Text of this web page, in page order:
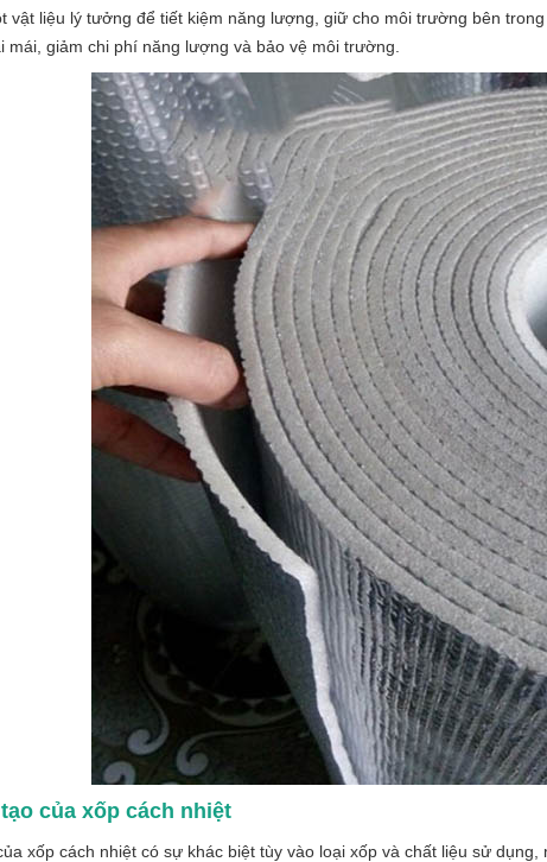
vật liệu lý tưởng để tiết kiệm năng lượng, giữ cho môi trường bên
mái, giảm chi phí năng lượng và bảo vệ môi trường.
của xốp cách nhiệt
xốp cách nhiệt có sự khác biệt tùy vào loại xốp và chất liệu sử